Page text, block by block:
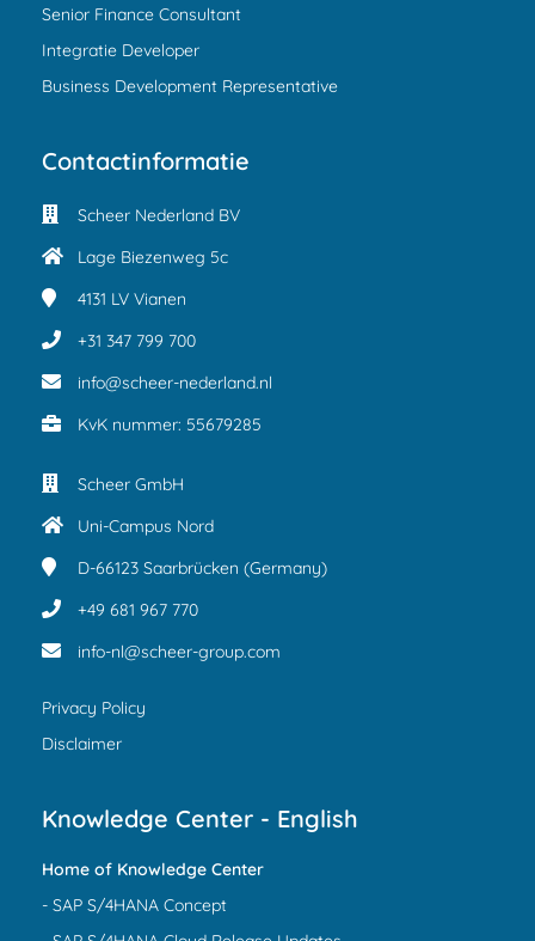
Senior Finance Consultant
Integratie Developer
Business Development Representative
Contactinformatie
Scheer Nederland BV
Lage Biezenweg 5c
4131 LV Vianen
+31 347 799 700
info@scheer-nederland.nl
KvK nummer: 55679285
Scheer GmbH
Uni-Campus Nord
D-66123 Saarbrücken (Germany)
+49 681 967 770
info-nl@scheer-group.com
Privacy Policy
Disclaimer
Knowledge Center - English
Home of Knowledge Center
- SAP S/4HANA Concept